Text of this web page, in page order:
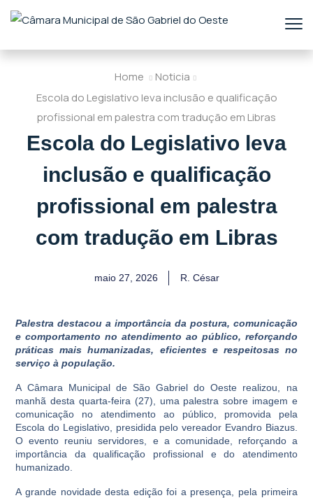
Home
Noticia
Escola do Legislativo leva inclusão e qualificação
profissional em palestra com tradução em Libras
Escola do Legislativo leva
inclusão e qualificação
profissional em palestra
com tradução em Libras
maio 27, 2026 R. César
Palestra destacou a importância da postura, comunicação
e comportamento no atendimento ao público, reforçando
práticas mais humanizadas, eficientes e respeitosas no
serviço à população.
A Câmara Municipal de São Gabriel do Oeste realizou, na
manhã desta quarta-feira (27), uma palestra sobre imagem e
comunicação no atendimento ao público, promovida pela
Escola do Legislativo, presidida pelo vereador Evandro Biazus.
O evento reuniu servidores, e a comunidade, reforçando a
importância da qualificação profissional e do atendimento
humanizado.
A grande novidade desta edição foi a presença, pela primeira